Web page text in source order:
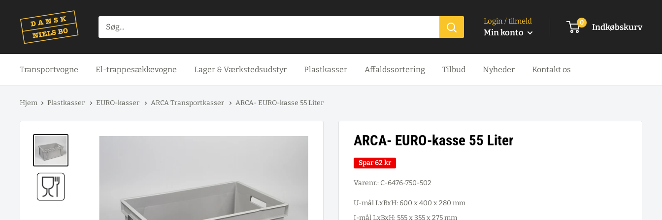
indhold
Login / tilmeld
Min konto
0 Indkøbskurv
Transportvogne El-trappesækkevogne Lager & Værkstedsudstyr Plastkasser Affaldssortering Tilbud Nyheder Kontakt os
Hjem Plastkasser EURO-kasser ARCA Transportkasser ARCA- EURO-kasse 55 Liter
ARCA- EURO-kasse 55 Liter
Spar62 kr
Varenr.: C-6476-750-502
U-mål LxBxH: 600 x 400 x 280 mm
I-mål LxBxH: 555 x 355 x 275 mm